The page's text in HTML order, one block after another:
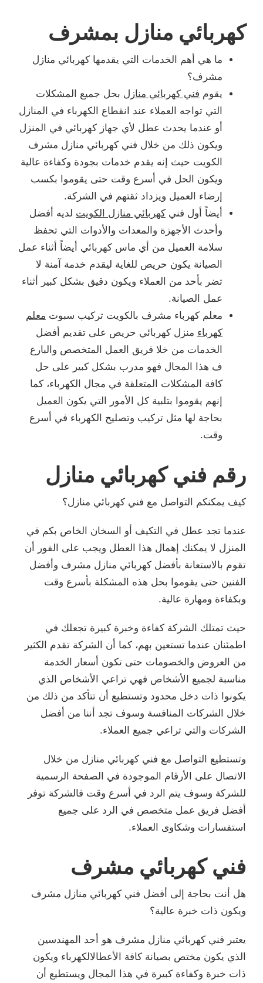
كهربائي منازل بمشرف
ما هي أهم الخدمات التي يقدمها كهربائي منازل
مشرف؟
يقوم فني كهربائي منازل بحل جميع المشكلات
التي تواجه العملاء عند انقطاع الكهرباء في المنازل
أو عندما يحدث عطل لأي جهاز كهربائي في المنزل
ويكون ذلك من خلال فني كهربائي منازل مشرف
الكويت حيث إنه يقدم خدمات بجودة وكفاءة عالية
ويكون الحل في أسرع وقت حتى يقوموا بكسب
إرضاء العميل ويزداد ثقتهم في الشركة.
أيضاً أول فني كهربائي منازل الكويت لديه أفضل
وأحدث الأجهزة والمعدات والأدوات التي تحفظ
سلامة العميل من أي ماس كهربائي أيضاً أثناء عمل
الصيانة يكون حريص للغاية ليقدم خدمة آمنة لا
تضر بأحد من العملاء ويكون دقيق بشكل كبير أثناء
عمل الصيانة.
معلم كهرباء مشرف بالكويت تركيب سبوت معلم
كهرباء منزل كهربائي حريص على تقديم أفضل
الخدمات من خلا فريق العمل المتخصص والبارع
ف هذا المجال فهو مدرب بشكل كبير على حل
كافة المشكلات المتعلقة في مجال الكهرباء، كما
إنهم يقوموا بتلبية كل الأمور التي يكون العميل
بحاجة لها مثل تركيب وتصليح الكهرباء في أسرع
وقت.
رقم فني كهربائي منازل
كيف يمكنكم التواصل مع فني كهربائي منازل؟
عندما تجد عطل في التكيف أو السخان الخاص بكم في
المنزل لا يمكنك إهمال هذا العطل ويجب على الفور أن
تقوم بالاستعانة بأفضل كهربائي منازل مشرف وأفضل
الفنين حتى يقوموا بحل هذه المشكلة بأسرع وقت
وبكفاءة ومهارة عالية.
حيث تمتلك الشركة كفاءة وخبرة كبيرة تجعلك في
اطمئنان عندما تستعين بهم، كما أن الشركة تقدم الكثير
من العروض والخصومات حتى تكون أسعار الخدمة
مناسبة لجميع الأشخاص فهي تراعي الأشخاص الذي
يكونوا ذات دخل محدود وتستطيع أن تتأكد من ذلك من
خلال الشركات المنافسة وسوف تجد أننا من أفضل
الشركات والتي تراعي جميع العملاء.
وتستطيع التواصل مع فني كهربائي منازل من خلال
الاتصال على الأرقام الموجودة في الصفحة الرسمية
للشركة وسوف يتم الرد في أسرع وقت فالشركة توفر
أفضل فريق عمل متخصص في الرد على جميع
استفسارات وشكاوى العملاء.
فني كهربائي مشرف
هل أنت بحاجة إلى أفضل فني كهربائي منازل مشرف
ويكون ذات خبرة عالية؟
يعتبر فني كهربائي منازل مشرف هو أحد المهندسين
الذي يكون مختص بصيانة كافة الأعطالالكهرباء ويكون
ذات خبرة وكفاءة كبيرة في هذا المجال ويستطيع أن